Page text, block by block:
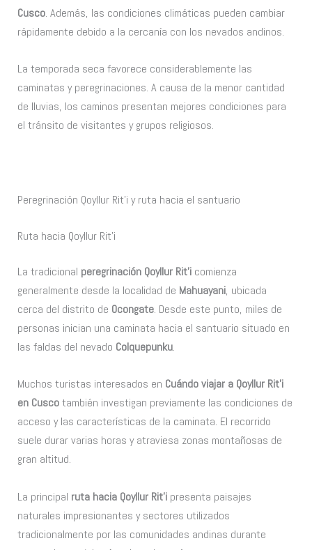
Cusco. Además, las condiciones climáticas pueden cambiar
rápidamente debido a la cercanía con los nevados andinos.
La temporada seca favorece considerablemente las
caminatas y peregrinaciones. A causa de la menor cantidad
de lluvias, los caminos presentan mejores condiciones para
el tránsito de visitantes y grupos religiosos.
Peregrinación Qoyllur Rit’i y ruta hacia el santuario
Ruta hacia Qoyllur Rit’i
La tradicional peregrinación Qoyllur Rit’i comienza
generalmente desde la localidad de Mahuayani, ubicada
cerca del distrito de Ocongate. Desde este punto, miles de
personas inician una caminata hacia el santuario situado en
las faldas del nevado Colquepunku.
Muchos turistas interesados en Cuándo viajar a Qoyllur Rit’i
en Cuscotambién investigan previamente las condiciones de
acceso y las características de la caminata. El recorrido
suele durar varias horas y atraviesa zonas montañosas de
gran altitud.
La principal ruta hacia Qoyllur Rit’i presenta paisajes
naturales impresionantes y sectores utilizados
tradicionalmente por las comunidades andinas durante